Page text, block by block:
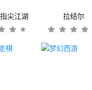
尖江湖 拉结尔